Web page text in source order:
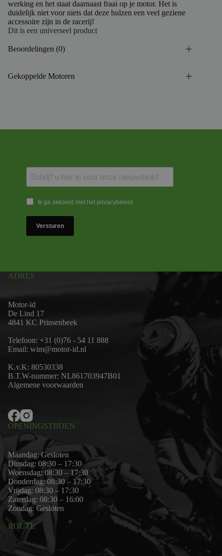
werking en het staat daarnaast fraai op je motor. Het is
duidelijk niet voor niets dat deze hulzen een veel geziene
accessoire zijn in de racerij!
Dit is een universeel product
Beoordelingen (0)
Gekoppelde Motoren
Ik ga akkoord met het privacybeleid.
Versturen
ADRES
Motor-id
De Lind 17
4841 KC Prinsenbeek
Telefoon: +31 (0)76 - 54 11 888
Email: wim@motor-id.nl
K.v.K: 80530338
B.T.W-nummer: NL861703947B01
Algemene voorwaarden
OPENINGSTIJDEN
Maandag: Gesloten
Dinsdag: 08:30 – 17:30
Woensdag: 08:30 – 17:30
Donderdag: 08:30 – 17:30
Vrijdag: 08:30 – 17:30
Zaterdag: 08:30 – 16:00
Zondag: Gesloten
ROUTE